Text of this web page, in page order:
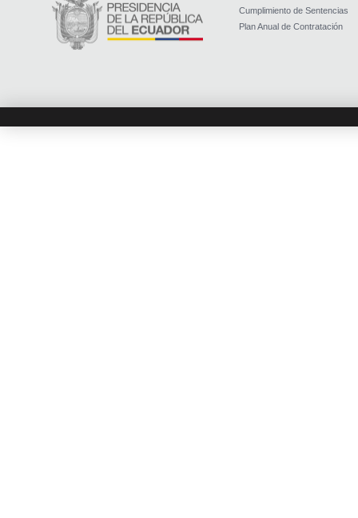
Cumplimiento de Sentencias
Plan Anual de Contratación